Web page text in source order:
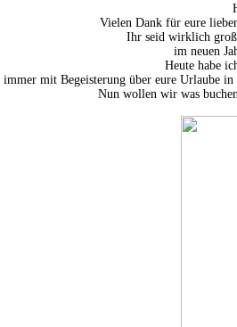
Vielen Dank für eure
Ihr seid wirklich
im neuen
Heute habe
mit Begeisterung über eure Urlaube
Nun wollen wir was